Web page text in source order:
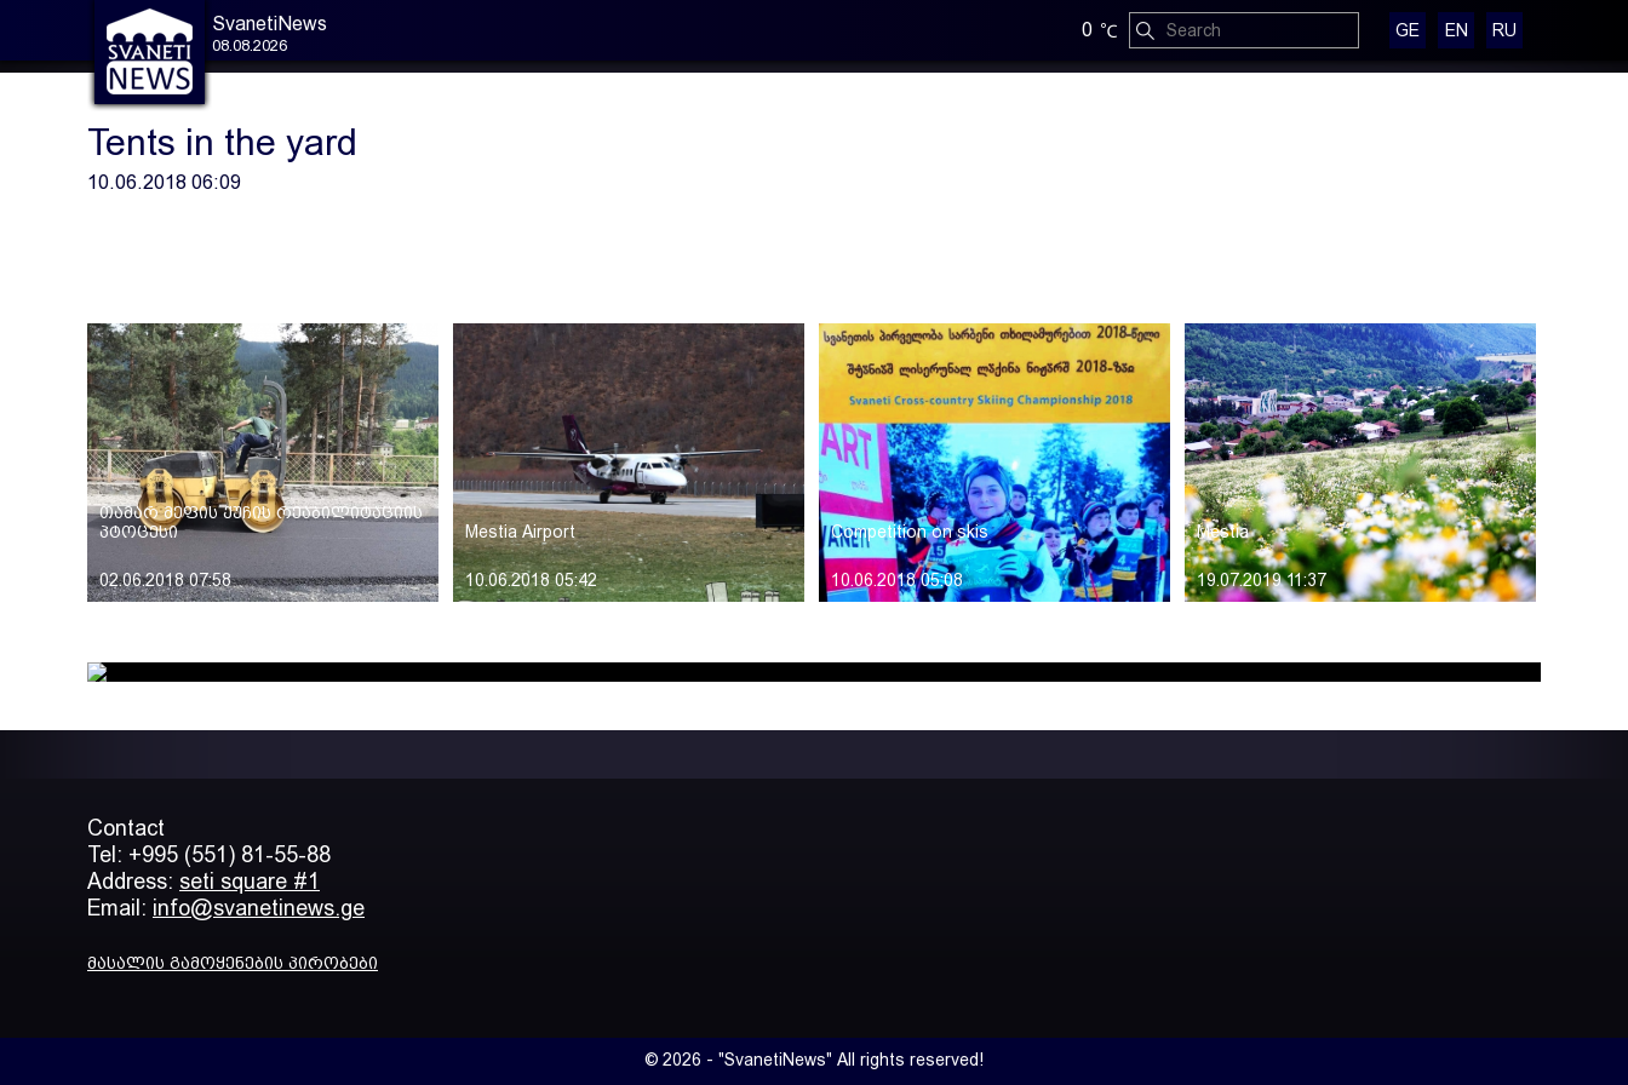
SvanetiNews
08.08.2026
0 GE EN RU
Tents in the yard
10.06.2018 06:09
თამარ მეფის ქუჩის რეაბილიტაციის
პტოცესი
02.06.2018 07:58
Mestia Airport
10.06.2018 05:42
Competition on skis
10.06.2018 05:08
Mestia
19.07.2019 11:37
Contact
Tel: +995 (551) 81-55-88
Address: seti square #1
Email: info@svanetinews.ge
მასალის გამოყენების პირობები
© 2026 - "SvanetiNews" All rights reserved!